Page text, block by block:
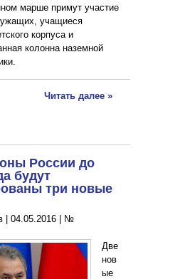
марше примут участие
учащиеся
корпуса и
колонна наземной
Читать далее »
России до
будут
три новые
| 04.05.2016 | №
Две
нов
ые